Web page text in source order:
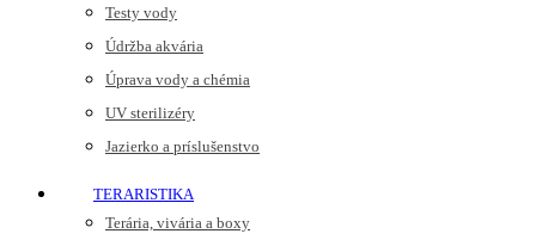
Testy vody
Údržba akvária
Úprava vody a chémia
UV sterilizéry
Jazierko a príslušenstvo
TERARISTIKA
Terária, vivária a boxy